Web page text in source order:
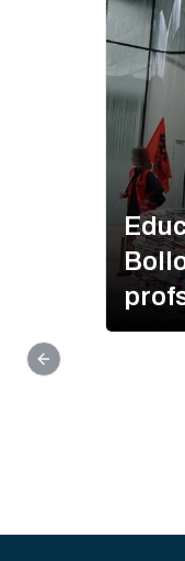
Previous slide